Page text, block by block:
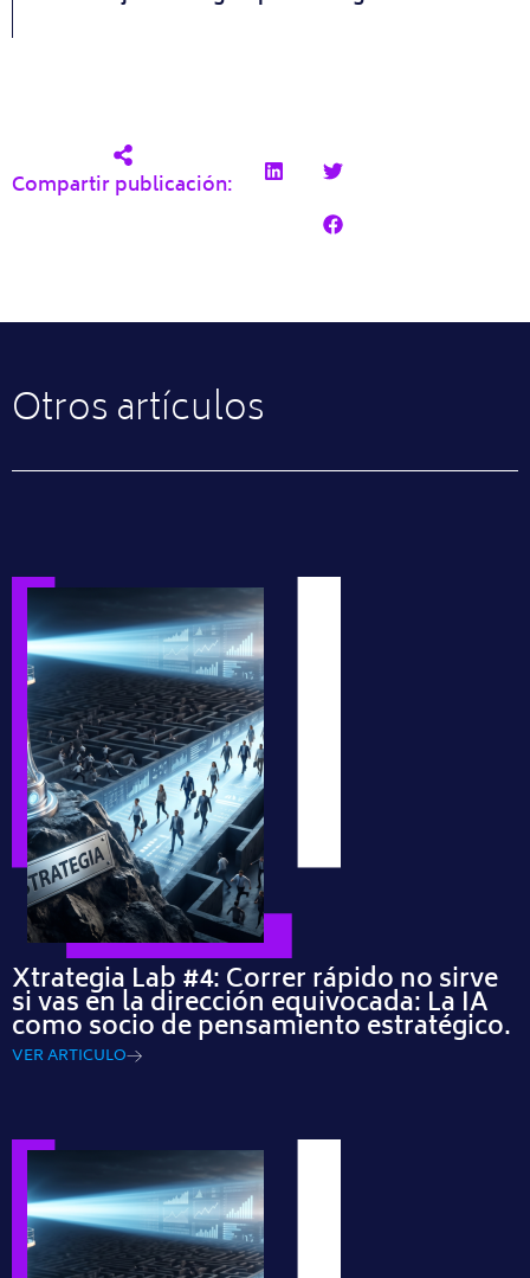
Compartir publicación:
Otros artículos
Xtrategia Lab #4: Correr rápido no sirve
si vas en la dirección equivocada: La IA
como socio de pensamiento estratégico.
VER ARTICULO